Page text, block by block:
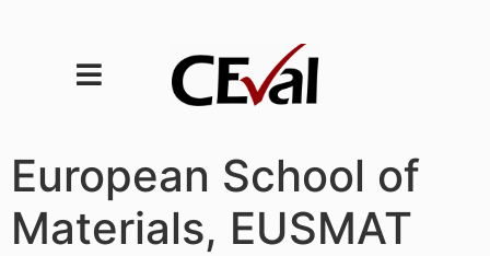
European School of
Materials, EUSMAT